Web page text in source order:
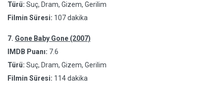
Türü: Suç, Dram, Gizem, Gerilim
Filmin Süresi: 107 dakika
7. Gone Baby Gone (2007)
IMDB Puanı: 7.6
Türü: Suç, Dram, Gizem, Gerilim
Filmin Süresi: 114 dakika